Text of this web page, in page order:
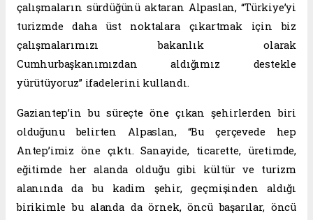
çalışmaların sürdüğünü aktaran Alpaslan, “Türkiye’yi
turizmde daha üst noktalara çıkartmak için biz
çalışmalarımızı bakanlık olarak
Cumhurbaşkanımızdan aldığımız destekle
yürütüyoruz” ifadelerini kullandı.
Gaziantep’in bu süreçte öne çıkan şehirlerden biri
olduğunu belirten Alpaslan, “Bu çerçevede hep
Antep’imiz öne çıktı. Sanayide, ticarette, üretimde,
eğitimde her alanda olduğu gibi kültür ve turizm
alanında da bu kadim şehir, geçmişinden aldığı
birikimle bu alanda da örnek, öncü başarılar, öncü